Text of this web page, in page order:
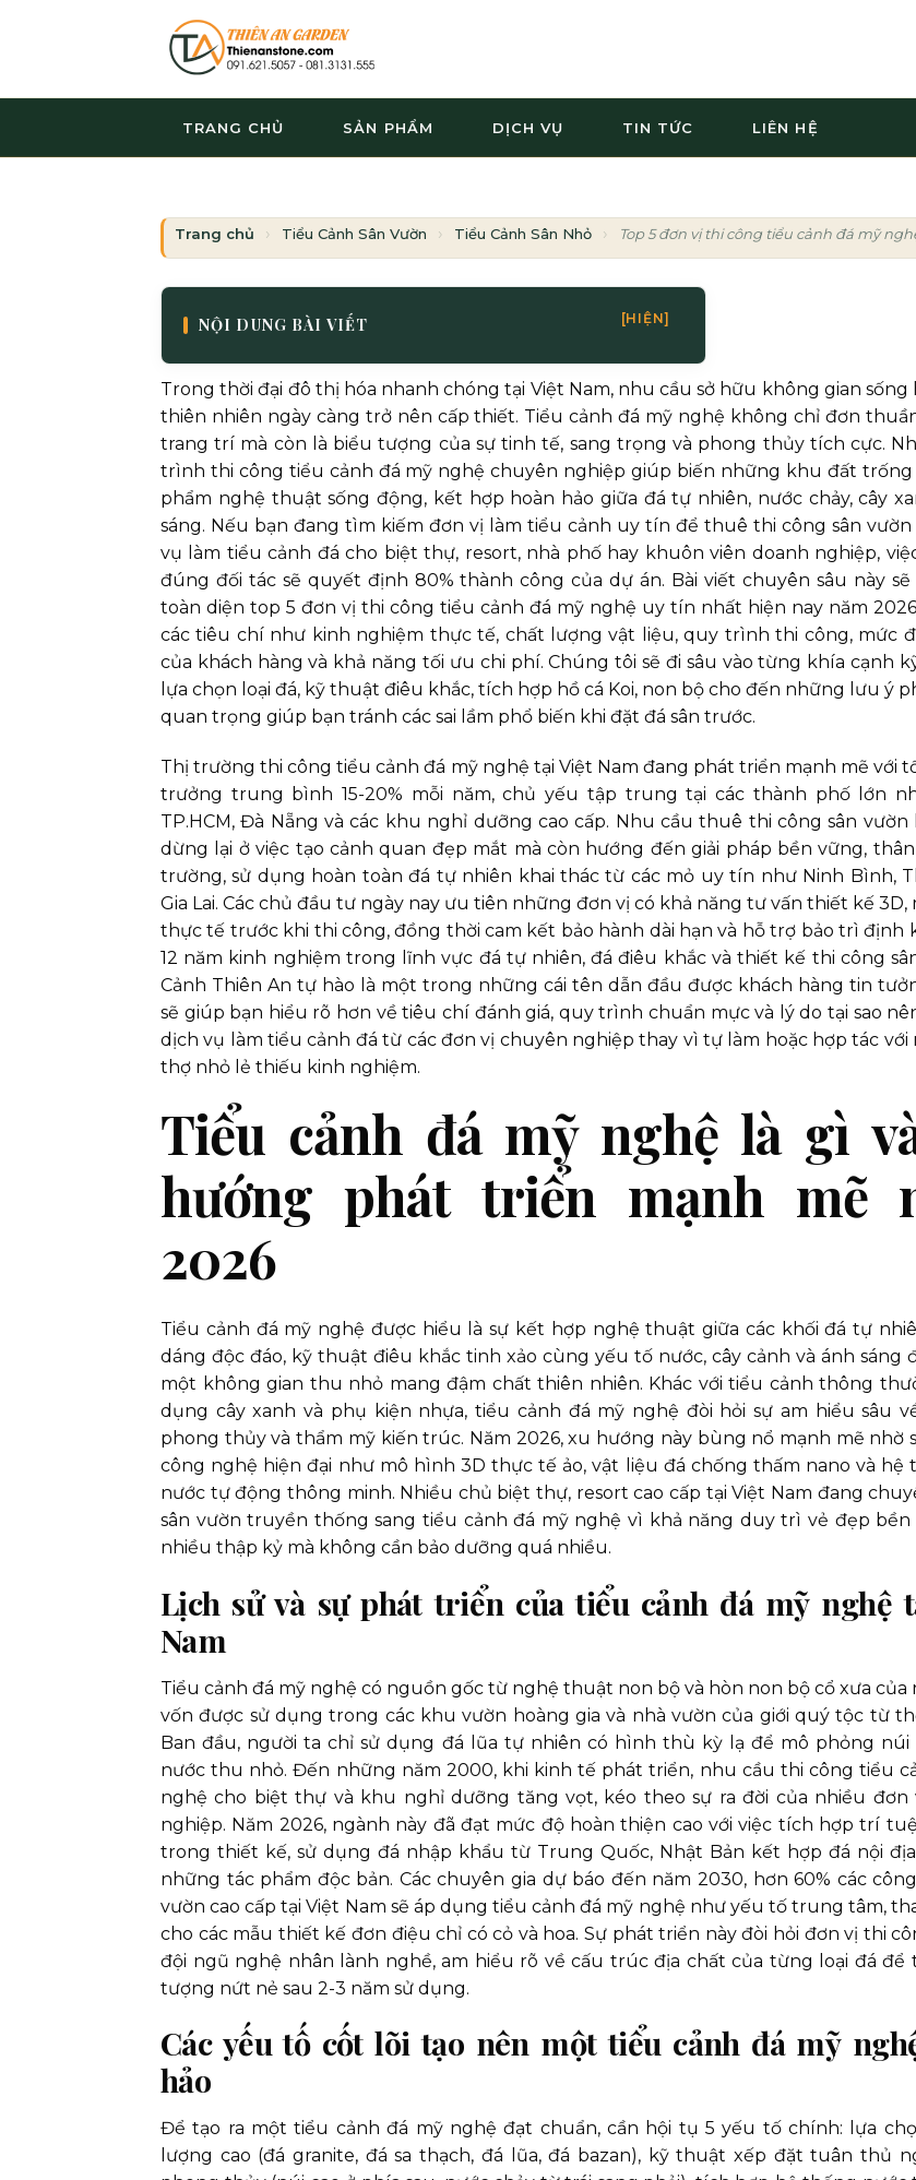
dung
TRANG CHỦ SẢN PHẨM DỊCH VỤ TIN TỨC LIÊN HỆ
Trang chủ Tiểu Cảnh Sân Vườn Tiểu Cảnh Sân Nhỏ Top 5 đơn vị thi công tiểu cảnh đá mỹ
NỘI DUNG BÀI VIẾT [HIỆN]
Trong thời đại đô thị hóa nhanh chóng tại Việt Nam, nhu cầu sở hữu không gian sống
thiên nhiên ngày càng trở nên cấp thiết. Tiểu cảnh đá mỹ nghệ không chỉ đơn
trang trí mà còn là biểu tượng của sự tinh tế, sang trọng và phong thủy tích cực.
trình thi công tiểu cảnh đá mỹ nghệ chuyên nghiệp giúp biến những khu đất
phẩm nghệ thuật sống động, kết hợp hoàn hảo giữa đá tự nhiên, nước chảy, cây
sáng. Nếu bạn đang tìm kiếm đơn vị làm tiểu cảnh uy tín để thuê thi công sân vườn
vụ làm tiểu cảnh đá cho biệt thự, resort, nhà phố hay khuôn viên doanh nghiệp,
đúng đối tác sẽ quyết định 80% thành công của dự án. Bài viết chuyên sâu này
toàn diện top 5 đơn vị thi công tiểu cảnh đá mỹ nghệ uy tín nhất hiện nay năm
các tiêu chí như kinh nghiệm thực tế, chất lượng vật liệu, quy trình thi công, mức
của khách hàng và khả năng tối ưu chi phí. Chúng tôi sẽ đi sâu vào từng khía cạnh
lựa chọn loại đá, kỹ thuật điêu khắc, tích hợp hồ cá Koi, non bộ cho đến những lưu ý
quan trọng giúp bạn tránh các sai lầm phổ biến khi đặt đá sân trước.
Thị trường thi công tiểu cảnh đá mỹ nghệ tại Việt Nam đang phát triển mạnh mẽ với
trưởng trung bình 15-20% mỗi năm, chủ yếu tập trung tại các thành phố lớn
TP.HCM, Đà Nẵng và các khu nghỉ dưỡng cao cấp. Nhu cầu thuê thi công sân
dừng lại ở việc tạo cảnh quan đẹp mắt mà còn hướng đến giải pháp bền vững,
trường, sử dụng hoàn toàn đá tự nhiên khai thác từ các mỏ uy tín như Ninh Bình,
Gia Lai. Các chủ đầu tư ngày nay ưu tiên những đơn vị có khả năng tư vấn thiết kế 3D,
thực tế trước khi thi công, đồng thời cam kết bảo hành dài hạn và hỗ trợ bảo trì định
12 năm kinh nghiệm trong lĩnh vực đá tự nhiên, đá điêu khắc và thiết kế thi công
Cảnh Thiên An tự hào là một trong những cái tên dẫn đầu được khách hàng tin
sẽ giúp bạn hiểu rõ hơn về tiêu chí đánh giá, quy trình chuẩn mực và lý do tại sao
dịch vụ làm tiểu cảnh đá từ các đơn vị chuyên nghiệp thay vì tự làm hoặc hợp tác với
thợ nhỏ lẻ thiếu kinh nghiệm.
Tiểu cảnh đá mỹ nghệ là gì
hướng phát triển mạnh mẽ
2026
Tiểu cảnh đá mỹ nghệ được hiểu là sự kết hợp nghệ thuật giữa các khối đá tự
dáng độc đáo, kỹ thuật điêu khắc tinh xảo cùng yếu tố nước, cây cảnh và ánh sáng
một không gian thu nhỏ mang đậm chất thiên nhiên. Khác với tiểu cảnh thông
dụng cây xanh và phụ kiện nhựa, tiểu cảnh đá mỹ nghệ đòi hỏi sự am hiểu sâu
phong thủy và thẩm mỹ kiến trúc. Năm 2026, xu hướng này bùng nổ mạnh mẽ nhờ
công nghệ hiện đại như mô hình 3D thực tế ảo, vật liệu đá chống thấm nano và hệ
nước tự động thông minh. Nhiều chủ biệt thự, resort cao cấp tại Việt Nam đang
sân vườn truyền thống sang tiểu cảnh đá mỹ nghệ vì khả năng duy trì vẻ đẹp
nhiều thập kỷ mà không cần bảo dưỡng quá nhiều.
Lịch sử và sự phát triển của tiểu cảnh đá mỹ nghệ
Nam
Tiểu cảnh đá mỹ nghệ có nguồn gốc từ nghệ thuật non bộ và hòn non bộ cổ xưa của
vốn được sử dụng trong các khu vườn hoàng gia và nhà vườn của giới quý tộc từ
Ban đầu, người ta chỉ sử dụng đá lũa tự nhiên có hình thù kỳ lạ để mô phỏng núi
nước thu nhỏ. Đến những năm 2000, khi kinh tế phát triển, nhu cầu thi công tiểu
nghệ cho biệt thự và khu nghỉ dưỡng tăng vọt, kéo theo sự ra đời của nhiều đơn
nghiệp. Năm 2026, ngành này đã đạt mức độ hoàn thiện cao với việc tích hợp trí
trong thiết kế, sử dụng đá nhập khẩu từ Trung Quốc, Nhật Bản kết hợp đá nội
những tác phẩm độc bản. Các chuyên gia dự báo đến năm 2030, hơn 60% các
vườn cao cấp tại Việt Nam sẽ áp dụng tiểu cảnh đá mỹ nghệ như yếu tố trung tâm,
cho các mẫu thiết kế đơn điệu chỉ có cỏ và hoa. Sự phát triển này đòi hỏi đơn vị thi
đội ngũ nghệ nhân lành nghề, am hiểu rõ về cấu trúc địa chất của từng loại đá để
tượng nứt nẻ sau 2-3 năm sử dụng.
Các yếu tố cốt lõi tạo nên một tiểu cảnh đá mỹ
hảo
Để tạo ra một tiểu cảnh đá mỹ nghệ đạt chuẩn, cần hội tụ 5 yếu tố chính: lựa
lượng cao (đá granite, đá sa thạch, đá lũa, đá bazan), kỹ thuật xếp đặt tuân thủ